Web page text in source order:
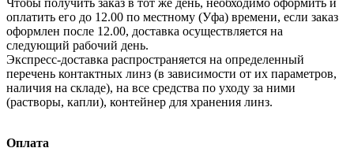
Чтобы получить заказ в тот же день, необходимо оформить и
оплатить его до 12.00 по местному (Уфа) времени, если заказ
оформлен после 12.00, доставка осуществляется на
следующий рабочий день.
Экспресс-доставка распространяется на определенный
перечень контактных линз (в зависимости от их параметров,
наличия на складе), на все средства по уходу за ними
(растворы, капли), контейнер для хранения линз.
Оплата